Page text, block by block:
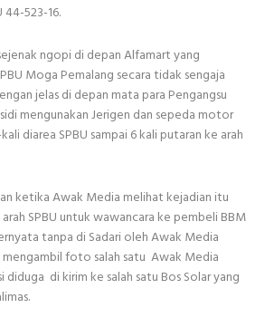
44-523-16.
ngopi di depan Alfamart yang
Moga Pemalang secara tidak sengaja
jelas di depan mata para Pengangsu
mengunakan Jerigen dan sepeda motor
diarea SPBU sampai 6 kali putaran ke arah
ketika Awak Media melihat kejadian itu
SPBU untuk wawancara ke pembeli BBM
tanpa di Sadari oleh Awak Media
mengambil foto salah satu Awak Media
diduga di kirim ke salah satu Bos Solar yang